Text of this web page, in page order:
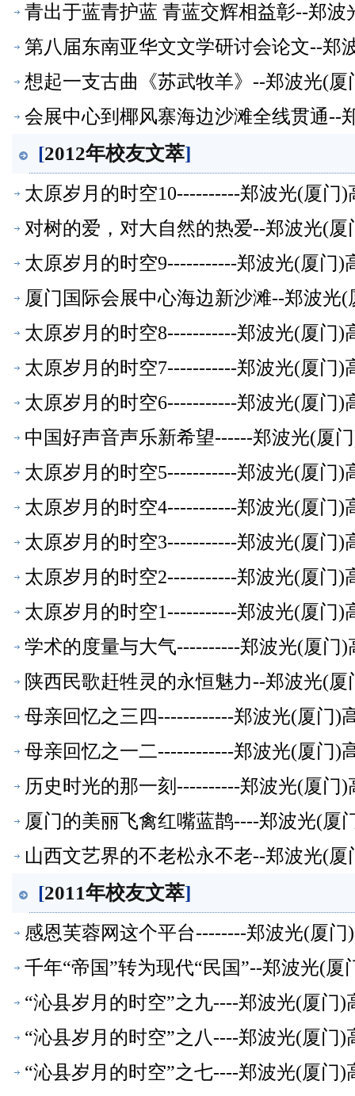
青出于蓝青护蓝 青蓝交辉相益彰--郑
第八届东南亚华文文学研讨会论文--郑
想起一支古曲《苏武牧羊》--郑波光(
会展中心到椰风寨海边沙滩全线贯通--
[2012年校友文萃]
太原岁月的时空10----------郑波光(厦门
对树的爱，对大自然的热爱--郑波光(
太原岁月的时空9-----------郑波光(厦门)
厦门国际会展中心海边新沙滩--郑波光
太原岁月的时空8-----------郑波光(厦门)
太原岁月的时空7-----------郑波光(厦门)
太原岁月的时空6-----------郑波光(厦门)
中国好声音声乐新希望------郑波光(厦
太原岁月的时空5-----------郑波光(厦门)
太原岁月的时空4-----------郑波光(厦门)
太原岁月的时空3-----------郑波光(厦门)
太原岁月的时空2-----------郑波光(厦门)
太原岁月的时空1-----------郑波光(厦门)
学术的度量与大气----------郑波光(厦门
陕西民歌赶牲灵的永恒魅力--郑波光(
母亲回忆之三四------------郑波光(厦门)
母亲回忆之一二------------郑波光(厦门)
历史时光的那一刻----------郑波光(厦门
厦门的美丽飞禽红嘴蓝鹊----郑波光(厦
山西文艺界的不老松永不老--郑波光(
[2011年校友文萃]
感恩芙蓉网这个平台--------郑波光(厦
千年“帝国”转为现代“民国”--郑波光(
“沁县岁月的时空”之九----郑波光(厦门
“沁县岁月的时空”之八----郑波光(厦门
“沁县岁月的时空”之七----郑波光(厦门